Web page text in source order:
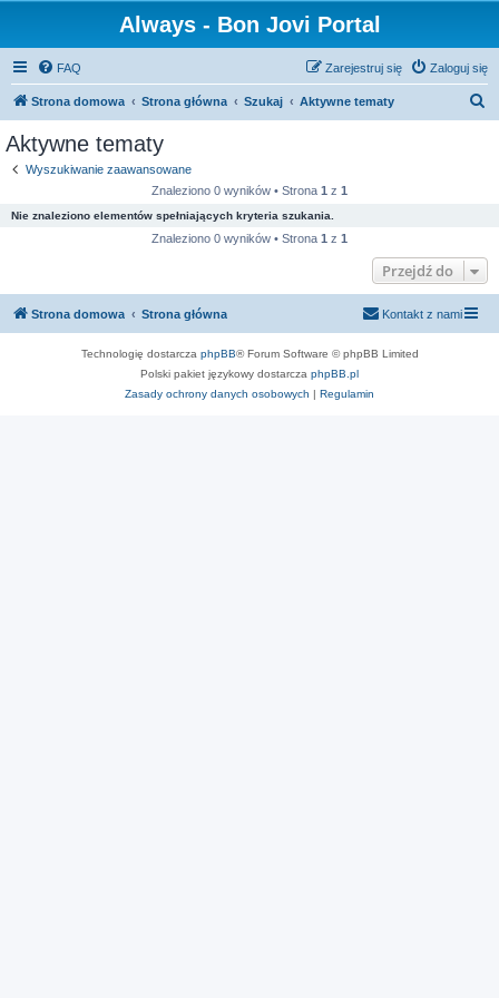
Always - Bon Jovi Portal
FAQ Zaloguj się
Zarejestruj się
Strona domowa Strona główna Szukaj Aktywne tematy
Aktywne tematy
Wyszukiwanie zaawansowane
Znaleziono 0 wyników • Strona 1 z 1
Nie znaleziono elementów spełniających kryteria szukania.
Znaleziono 0 wyników • Strona 1 z 1
Przejdź do
Strona domowa Strona główna Kontakt z nami
Technologię dostarcza phpBB® Forum Software © phpBB Limited
Polski pakiet językowy dostarcza phpBB.pl
Zasady ochrony danych osobowych | Regulamin